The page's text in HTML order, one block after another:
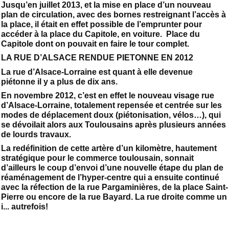
Jusqu’en juillet 2013, et la mise en place d’un nouveau
plan de circulation, avec des bornes restreignant l’accès à
la place, il était en effet possible de l’emprunter pour
accéder à la place du Capitole, en voiture. Place du
Capitole dont on pouvait en faire le tour complet.
LA RUE D’ALSACE RENDUE PIETONNE EN 2012
La rue d’Alsace-Lorraine est quant à elle devenue
piétonne il y a plus de dix ans.
En novembre 2012, c’est en effet le nouveau visage rue
d’Alsace-Lorraine, totalement repensée et centrée sur les
modes de déplacement doux (piétonisation, vélos…), qui
se dévoilait alors aux Toulousains après plusieurs années
de lourds travaux.
La redéfinition de cette artère d’un kilomètre, hautement
stratégique pour le commerce toulousain, sonnait
d’ailleurs le coup d’envoi d’une nouvelle étape du plan de
réaménagement de l’hyper-centre qui a ensuite continué
avec la réfection de la rue Pargaminières, de la place Saint-
Pierre ou encore de la rue Bayard. La rue droite comme un
i... autrefois!